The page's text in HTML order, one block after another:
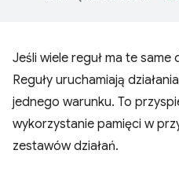
Jeśli wiele reguł ma te same
Reguły uruchamiają
jednego warunku. To
wykorzystanie pamięci w
zestawów działań.